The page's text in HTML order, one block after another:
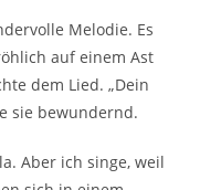
Melodie. Es
auf einem Ast
dem Lied. „Dein
sie bewundernd.
Aber ich singe, weil